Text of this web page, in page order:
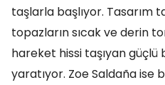
taşlarla başlıyor. Tasarım
topazların sıcak ve derin
hareket hissi taşıyan güçlü
yaratıyor. Zoe Saldaña ise